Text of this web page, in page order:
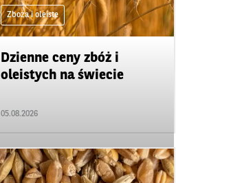
Zboża i oleiste
Dzienne ceny zbóż i
oleistych na świecie
05.08.2026